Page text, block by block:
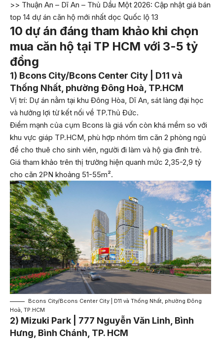
>> Thuận An – Dĩ An – Thủ Dầu Một 2026: Cập nhật giá bán
top 14 dự án căn hộ mới nhất dọc Quốc lộ 13
10 dự án đáng tham khảo khi chọn
mua căn hộ tại TP HCM với 3-5 tỷ
đồng
1) Bcons City/Bcons Center City | D11 và
Thống Nhất, phường Đông Hoà, TP.HCM
Vị trí: Dự án nằm tại khu Đông Hòa, Dĩ An, sát làng đại học
và hưởng lợi từ kết nối về TP.Thủ Đức.
Điểm mạnh của cụm Bcons là giá vốn còn khá mềm so với
khu vực giáp TP.HCM, phù hợp nhóm tìm căn 2 phòng ngủ
để cho thuê cho sinh viên, người đi làm và hộ gia đình trẻ.
Giá tham khảo trên thị trường hiện quanh mức 2,35-2,9 tỷ
cho căn 2PN khoảng 51-55m².
Bcons City/Bcons Center City | D11 và Thống Nhất, phường Đông
Hoà, TP.HCM
2) Mizuki Park | 777 Nguyễn Văn Linh, Bình
Hưng, Bình Chánh, TP. HCM